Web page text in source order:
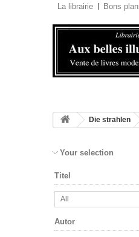
La librairie Bons
Die strahlen
Your selection
Titel
All
Autor